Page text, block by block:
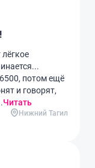
потом ещё
и говорят,
Читать
Нижний Тагил